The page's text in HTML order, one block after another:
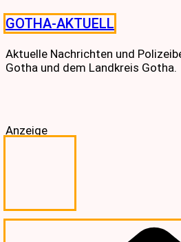
Skip
to
content
GOTHA-AKTUELL
Aktuelle Nachrichten und
Gotha und dem Landkreis Gotha.
Anzeige